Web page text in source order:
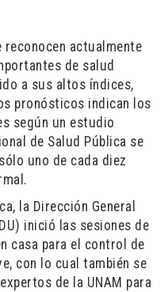
reconocen actualmente
de salud
a sus altos índices,
pronósticos indican los
según un estudio
de Salud Pública se
uno de cada diez
la Dirección General
inició las sesiones de
casa para el control de
con lo cual también se
de la UNAM para